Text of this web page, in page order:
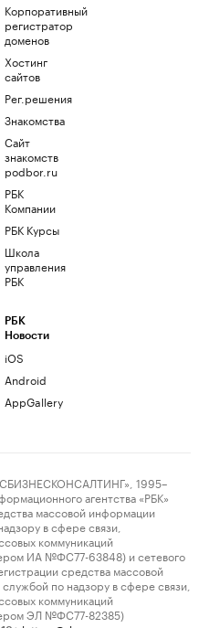
Корпоративный
регистратор
доменов
Хостинг
сайтов
Рег.решения
Знакомства
Сайт
знакомств
podbor.ru
РБК
Компании
РБК Курсы
Школа
управления
РБК
РБК
Новости
iOS
Android
AppGallery
1995–
агентства «РБК»
массовой информации
в сфере связи,
коммуникаций
ИА №ФС77-63848) и сетевого
средства массовой
по надзору в сфере связи,
коммуникаций
ЭЛ №ФС77-82385)